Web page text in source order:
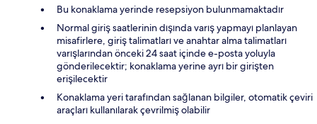
Bu konaklama yerinde resepsiyon bulunmamaktadır
Normal giriş saatlerinin dışında varış yapmayı planlayan
misafirlere, giriş talimatları ve anahtar alma talimatları
varışlarından önceki 24 saat içinde e-posta yoluyla
gönderilecektir; konaklama yerine ayrı bir girişten
erişilecektir
Konaklama yeri tarafından sağlanan bilgiler, otomatik çeviri
araçları kullanılarak çevrilmiş olabilir